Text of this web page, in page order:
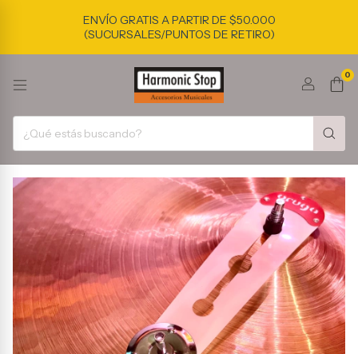
ENVÍO GRATIS A PARTIR DE $50.000
(SUCURSALES/PUNTOS DE RETIRO)
0